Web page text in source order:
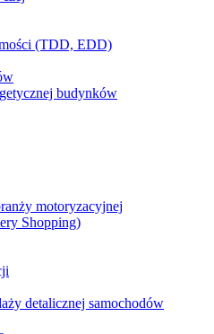
(TDD, EDD)
budynków
motoryzacyjnej
Shopping)
detalicznej samochodów